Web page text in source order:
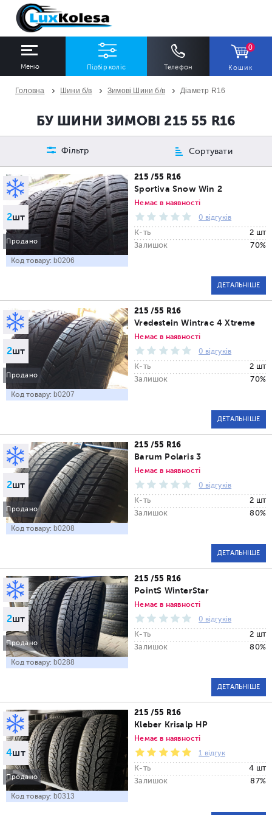
Меню Підбір коліс Телефон
0
Кошик
Всі Всі
Діаметр
Всі
Сезон
Всі
Кількість
Всі
ПІДІБРАТИ
Головна Шини б/в Зимові Шини б/в Діаметр R16
БУ ШИНИ ЗИМОВІ 215 55 R16
Фільтр Сортувати
2шт
Продано
Код товару: b0206
215 /55 R16
Sportiva Snow Win 2
Немає в наявності
0 відгуків
К-ть
2 шт
Залишок
70%
ДЕТАЛЬНІШЕ
2шт
Продано
Код товару: b0207
215 /55 R16
Vredestein Wintrac 4 Xtreme
Немає в наявності
0 відгуків
К-ть
2 шт
Залишок
70%
ДЕТАЛЬНІШЕ
2шт
Продано
Код товару: b0208
215 /55 R16
Barum Polaris 3
Немає в наявності
0 відгуків
К-ть
2 шт
Залишок
80%
ДЕТАЛЬНІШЕ
2шт
Продано
Код товару: b0288
215 /55 R16
PointS WinterStar
Немає в наявності
0 відгуків
К-ть
2 шт
Залишок
80%
ДЕТАЛЬНІШЕ
4шт
Продано
Код товару: b0313
215 /55 R16
Kleber Krisalp HP
Немає в наявності
1 відгук
К-ть
4 шт
Залишок
87%